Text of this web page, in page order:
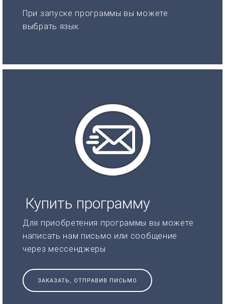
При запуске программы вы можете
выбрать язык.
Купить программу
Для приобретения программы вы можете
написать нам письмо или сообщение
через мессенджеры
ЗАКАЗАТЬ, ОТПРАВИВ ПИСЬМО